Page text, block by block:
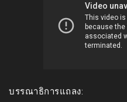
บรรณาธิการแถลง: